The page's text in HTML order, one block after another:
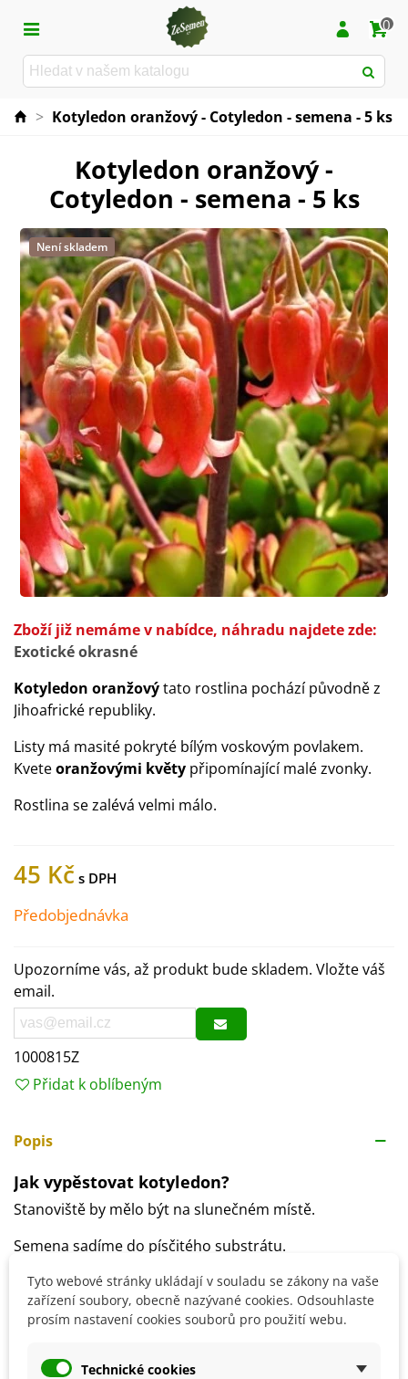
0
> Kotyledon oranžový - Cotyledon - semena - 5 ks
Kotyledon oranžový -
Cotyledon - semena - 5 ks
Není skladem
Zboží již nemáme v nabídce, náhradu najdete zde:
Exotické okrasné
Kotyledon oranžovýtato rostlina pochází původně z
Jihoafrické republiky.
Listy má masité pokryté bílým voskovým povlakem.
Kveteoranžovými květy připomínající malé zvonky.
Rostlina se zalévá velmi málo.
45 Kč
Předobjednávka
Upozorníme vás, až produkt bude skladem. Vložte váš
email.
1000815Z
Přidat k oblíbeným
Popis
Jak vypěstovat kotyledon?
Stanoviště by mělo být na slunečném místě.
Semena sadíme do písčitého substrátu.
Klíčení obvykle trvá 30 dní, může to však trvat i déle.
Detaily produktu
Tyto webové stránky ukládají v souladu se zákony na vaše
zařízení soubory, obecně nazývané cookies. Odsouhlaste
prosím nastavení cookies souborů pro použití webu.
Technické cookies